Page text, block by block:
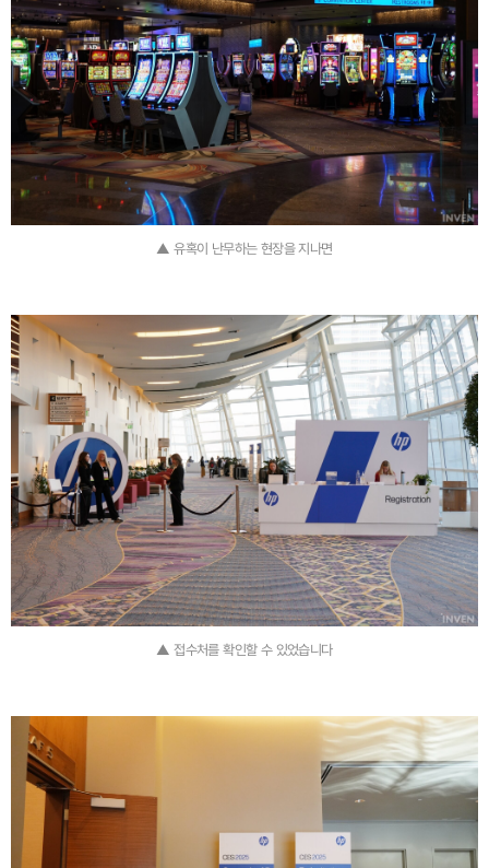
▲ 유혹이 난무하는 현장을 지나면
▲ 접수처를 확인할 수 있었습니다